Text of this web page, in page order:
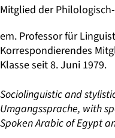
Mitglied der
em. Professor für
Korrespondierendes
Klasse seit 8. Juni 1979.
Sociolinguistic and
Umgangssprache, with
Spoken Arabic of Egypt